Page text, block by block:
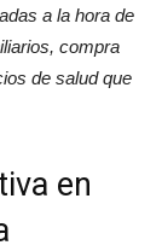
a la hora de
compra
de salud que
en